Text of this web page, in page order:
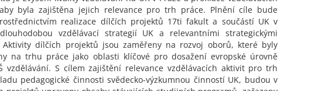
byla zajištěna jejich relevance pro trh práce. Plnění cíle bude
realizace dílčích projektů 17ti fakult a součástí UK v
vzdělávací strategií UK a relevantními strategickými
Aktivity dílčích projektů jsou zaměřeny na rozvoj oborů, které byly
na trhu práce jako oblasti klíčové pro dosažení evropské úrovně
vzdělávání. S cílem zajištění relevance vzdělávacích aktivit pro trh
pedagogické činnosti svědecko-výzkumnou činností UK, budou v